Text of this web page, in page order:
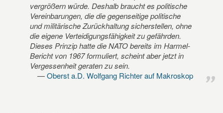
vergrößern würde. Deshalb braucht es politische
Vereinbarungen, die die gegenseitige politische
und militärische Zurückhaltung sicherstellen, ohne
die eigene Verteidigungsfähigkeit zu gefährden.
Dieses Prinzip hatte die NATO bereits im Harmel-
Bericht von 1967 formuliert, scheint aber jetzt in
Vergessenheit geraten zu sein.
Oberst a.D. Wolfgang Richter auf Makroskop